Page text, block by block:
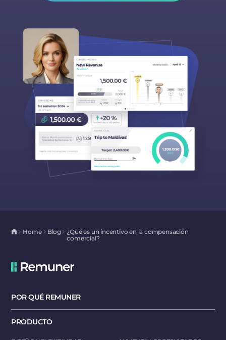
Home Blog
¿Qué es un incentivo en la compensación
comercial?
POR QUÉ REMUNER
PRODUCTO